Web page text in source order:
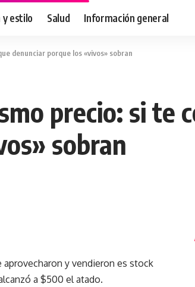
y estilo Salud Información general
denunciar porque los «vivos» sobran
precio: si te
sobran
y vendieron es stock
a $500 el atado.